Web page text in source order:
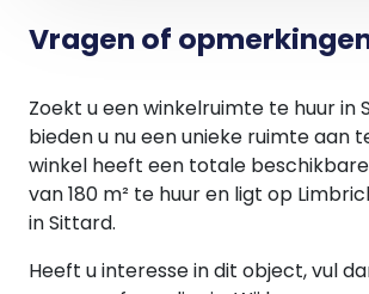
Indexering van de huurprijs
basis van de wijziging van het
volgens de consumentenprijsindex
CPI-Alle Huishoudens (2006-100),
door het Centraal Bureau voor de
ZEKERHEIDSSTELLING
Vragen of
Zoekt u een winkelruimte te huur in
bieden u nu een unieke ruimte aan
winkel heeft een totale
van 180 m² te huur en ligt op
in Sittard.
Heeft u interesse in dit object, vul